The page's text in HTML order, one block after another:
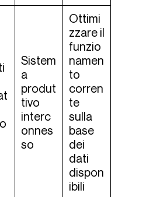
Sistem
a
produt
tivo
interc
onnes
so
Ottimi
zzare il
funzio
namen
to
corren
te
sulla
base
dei
dati
dispon
ibili